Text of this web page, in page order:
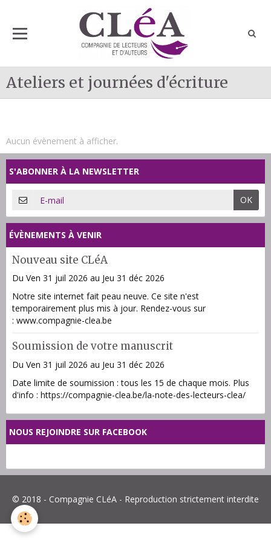
Ateliers et journées d'écriture
Aucun évènement à afficher.
S'ABONNER À LA NEWSLETTER
OK
ÉVÈNEMENTS À VENIR
Nouveau site CLéA
Du Ven 31 juil 2026 au Jeu 31 déc 2026
Notre site internet fait peau neuve. Ce site n'est
temporairement plus mis à jour. Rendez-vous sur
: www.compagnie-clea.be
Soumission de votre manuscrit
Du Ven 31 juil 2026 au Jeu 31 déc 2026
Date limite de soumission : tous les 15 de chaque mois. Plus
d'info : https://compagnie-clea.be/la-note-des-lecteurs-clea/
NOUS REJOINDRE SUR FACEBOOK
© 2018 - Compagnie CLéA - Reproduction strictement interdite